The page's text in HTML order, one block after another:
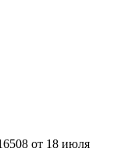
от 18 июля